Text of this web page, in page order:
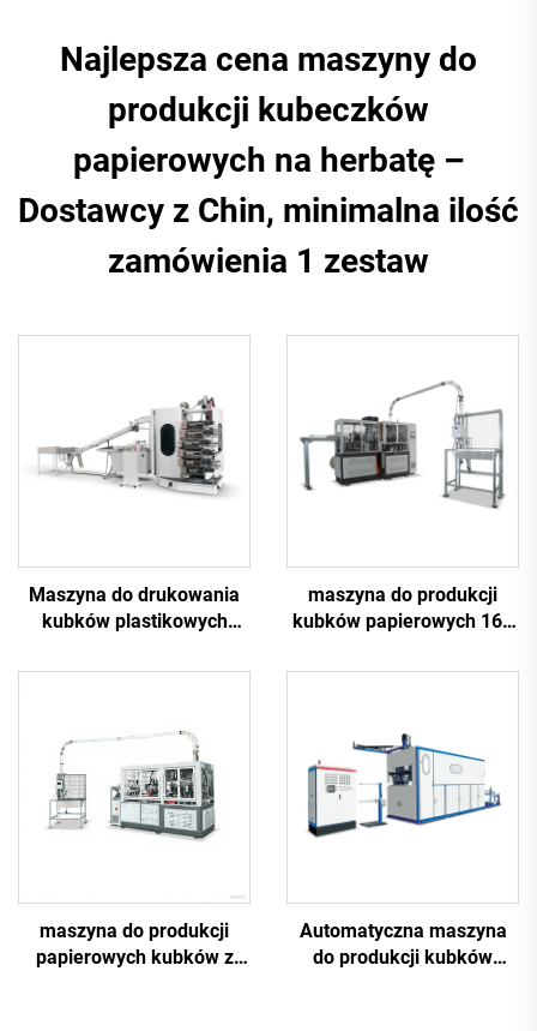
Najlepsza cena maszyny do
produkcji kubeczków
papierowych na herbatę –
Dostawcy z Chin, minimalna ilość
zamówienia 1 zestaw
Maszyna do drukowania
kubków plastikowych
maszyna do produkcji
kubków papierowych 16S
maszyna do produkcji
papierowych kubków z
Automatyczna maszyna
do produkcji kubków